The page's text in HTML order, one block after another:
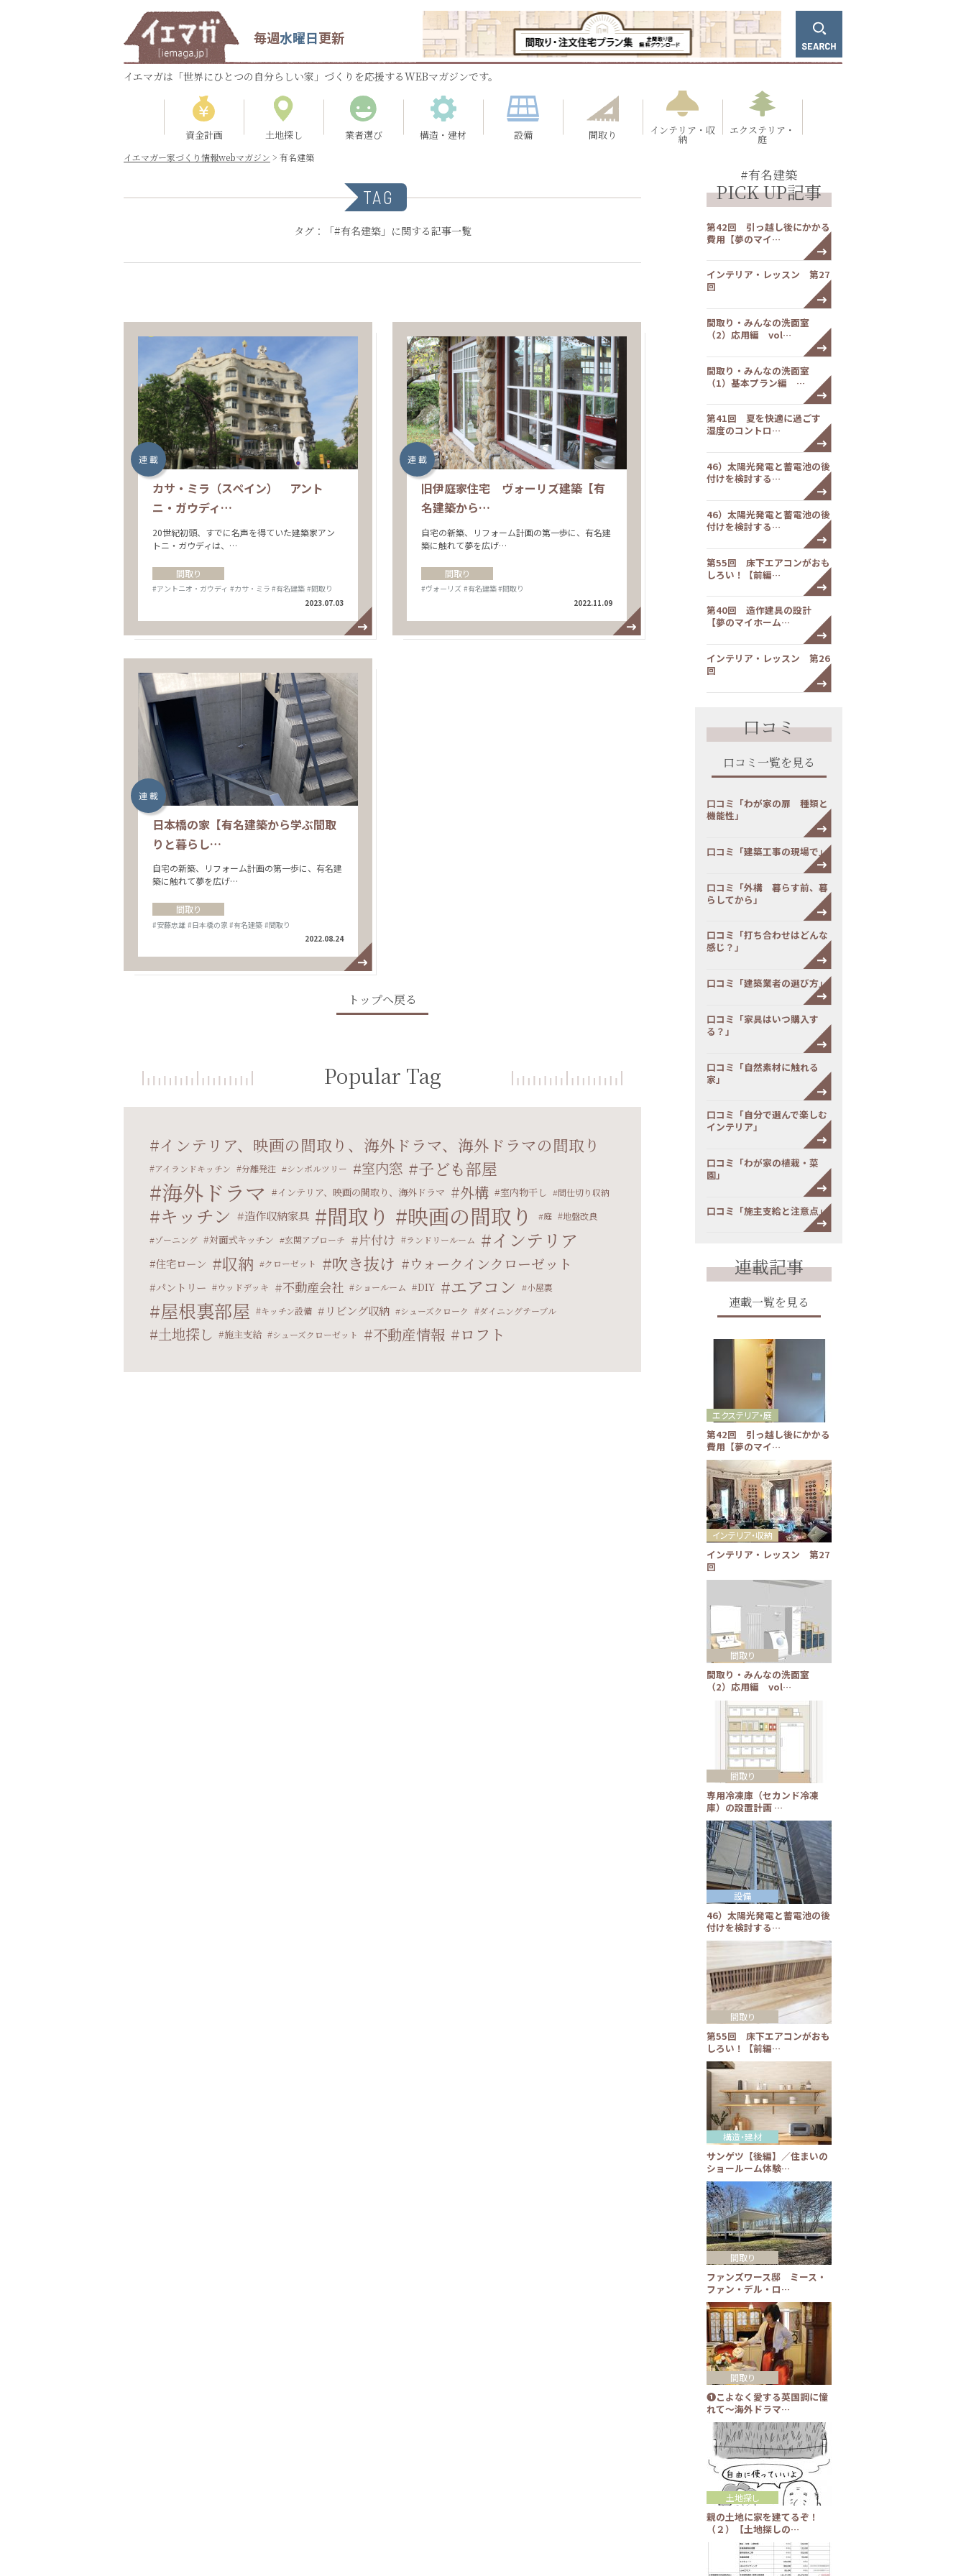
毎週水曜日更新
イエマガは「世界にひとつの自分らしい家」づくりを応援するWEBマガジンです。
資金計画 土地探し 業者選び 構造・建材 設備 間取り インテリア・収
納
エクステリア・
庭
イエマガー家づくり情報webマガジン > 有名建築
TAG
タグ：「#有名建築」に関する記事一覧
連 載
カサ・ミラ（スペイン） アント
ニ・ガウディ…
20世紀初頭、すでに名声を得ていた建築家アン
トニ・ガウディは、…
間取り
#アントニオ・ガウディ #カサ・ミラ #有名建築 #間取り
2023.07.03
連 載
旧伊庭家住宅 ヴォーリズ建築【有
名建築から…
自宅の新築、リフォーム計画の第一歩に、有名建
築に触れて夢を広げ…
間取り
#ヴォーリズ #有名建築#間取り
2022.11.09
連 載
日本橋の家【有名建築から学ぶ間取
りと暮らし…
自宅の新築、リフォーム計画の第一歩に、有名建
築に触れて夢を広げ…
間取り
#安藤忠雄 #日本橋の家 #有名建築 #間取り
2022.08.24
トップへ戻る
Popular Tag
インテリア、映画の間取り、海外ドラマ、海外ドラマの間取り
アイランドキッチン 分離発注 シンボルツリー 室内窓 子ども部屋
海外ドラマ インテリア、映画の間取り、海外ドラマ 外構 室内物干し 間仕切り収納
キッチン 造作収納家具 間取り 映画の間取り 庭
地盤改良
ゾーニング
対面式キッチン 玄関アプローチ 片付け ランドリールーム インテリア
住宅ローン 収納 クローゼット 吹き抜け ウォークインクローゼット
パントリー ウッドデッキ 不動産会社 ショールーム DIY エアコン 小屋裏
屋根裏部屋 キッチン設備 リビング収納 シューズクローク ダイニングテーブル
土地探し 施主支給 シューズクローゼット 不動産情報 ロフト
#有名建築
PICK UP記事
第42回 引っ越し後にかかる
費用【夢のマイ…
インテリア・レッスン 第27
回
間取り・みんなの洗面室
（2）応用編 vol…
間取り・みんなの洗面室
（1）基本プラン編 …
第41回 夏を快適に過ごす
湿度のコントロ…
46）太陽光発電と蓄電池の後
付けを検討する…
46）太陽光発電と蓄電池の後
付けを検討する…
第55回 床下エアコンがおも
しろい！【前編…
第40回 造作建具の設計
【夢のマイホーム…
インテリア・レッスン 第26
回
口コミ
口コミ一覧を見る
口コミ「わが家の扉 種類と
機能性」
口コミ「建築工事の現場で」
口コミ「外構 暮らす前、暮
らしてから」
口コミ「打ち合わせはどんな
感じ？」
口コミ「建築業者の選び方」
口コミ「家具はいつ購入す
る？」
口コミ「自然素材に触れる
家」
口コミ「自分で選んで楽しむ
インテリア」
口コミ「わが家の植栽・菜
園」
口コミ「施主支給と注意点」
連載記事
連載一覧を見る
第42回 引っ越し後にかかる
費用【夢のマイ…
エクステリア・庭
インテリア・レッスン 第27
回
インテリア・収納
間取り・みんなの洗面室
（2）応用編 vol…
間取り
専用冷凍庫（セカンド冷凍
庫）の設置計画 …
間取り
46）太陽光発電と蓄電池の後
付けを検討する…
設備
第55回 床下エアコンがおも
しろい！【前編…
間取り
サンゲツ【後編】／住まいの
ショールーム体験…
構造・建材
ファンズワース邸 ミース・
ファン・デル・ロ…
間取り
❶こよなく愛する英国調に憧
れて～海外ドラマ…
間取り
親の土地に家を建てるぞ！
（２）【土地探しの…
土地探し